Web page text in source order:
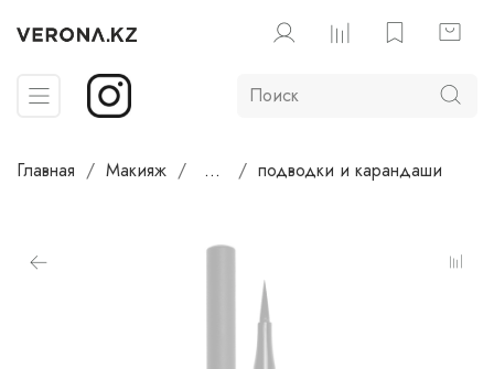
Главная Макияж ... подводки и карандаши